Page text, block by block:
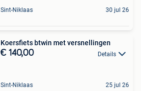
Sint-Niklaas 30 jul 26
Koersfiets btwin met versnellingen
€ 140,00 Details
Sint-Niklaas 25 jul 26